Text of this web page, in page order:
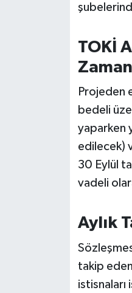
TOKİ
Projeden
bedeli
yaparken
edilecek)
30 Eylül
vadeli
Aylık
takip
istisnaları
TARİHTE BUGÜN
VİZYONDAKİLER